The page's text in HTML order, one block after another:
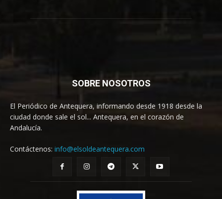
SOBRE NOSOTROS
El Periódico de Antequera, informando desde 1918 desde la
ciudad donde sale el sol... Antequera, en el corazón de
Andalucía.
Contáctenos: info@elsoldeantequera.com